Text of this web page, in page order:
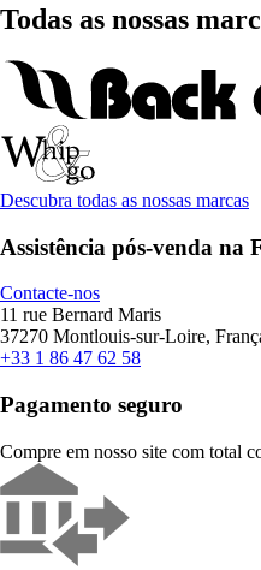
Todas as nossas
Descubra todas as nossas marcas
Assistência pós-venda na
Contacte-nos
11 rue Bernard Maris
37270 Montlouis-sur-Loire,
+33 1 86 47 62 58
Pagamento seguro
Compre em nosso site com total